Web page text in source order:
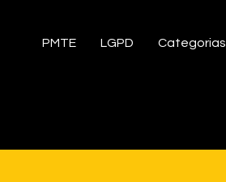
PMTE LGPD Categorias